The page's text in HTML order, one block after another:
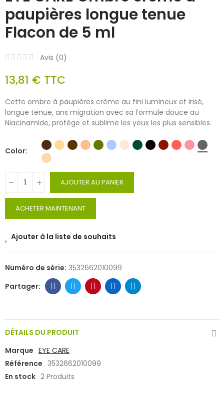
paupières longue tenue
Flacon de 5 ml
Avis (0)
13,81 € TTC
Cette ombre à paupières crème au fini lumineux et irisé,
longue tenue, ans migration avec sa formule douce au
Niacinamide, protège et sublime les yeux les plus sensibles.
Color
AJOUTER AU PANIER
ACHETER MAINTENANT
Ajouter à la liste de souhaits
Numéro de série: 3532662010099
DÉTAILS DU PRODUIT
Marque EYE CARE
Référence 3532662010099
En stock 2 Produits